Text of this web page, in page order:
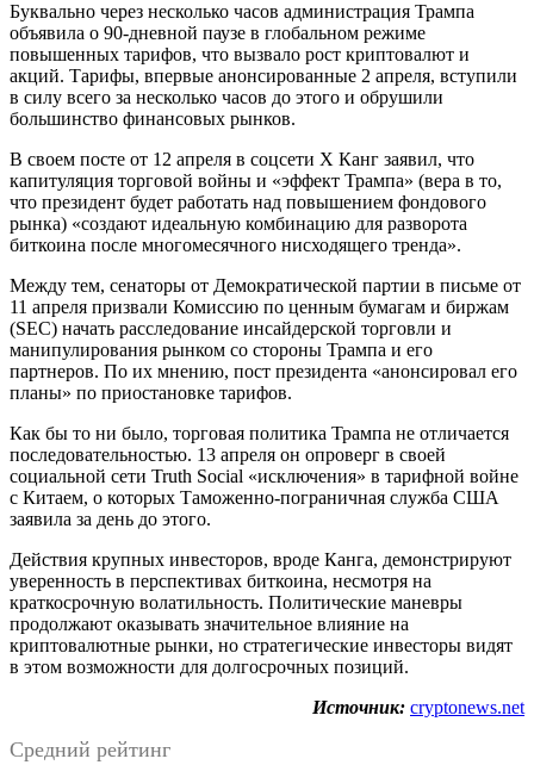
Буквально через несколько часов администрация Трампа
объявила о 90-дневной паузе в глобальном режиме
повышенных тарифов, что вызвало рост криптовалют и
акций. Тарифы, впервые анонсированные 2 апреля, вступили
в силу всего за несколько часов до этого и обрушили
большинство финансовых рынков.
В своем посте от 12 апреля в соцсети X Канг заявил, что
капитуляция торговой войны и «эффект Трампа» (вера в то,
что президент будет работать над повышением фондового
рынка) «создают идеальную комбинацию для разворота
биткоина после многомесячного нисходящего тренда».
Между тем, сенаторы от Демократической партии в письме от
11 апреля призвали Комиссию по ценным бумагам и биржам
(SEC) начать расследование инсайдерской торговли и
манипулирования рынком со стороны Трампа и его
партнеров. По их мнению, пост президента «анонсировал его
планы» по приостановке тарифов.
Как бы то ни было, торговая политика Трампа не отличается
последовательностью. 13 апреля он опроверг в своей
социальной сети Truth Social «исключения» в тарифной войне
с Китаем, о которых Таможенно-пограничная служба США
заявила за день до этого.
Действия крупных инвесторов, вроде Канга, демонстрируют
уверенность в перспективах биткоина, несмотря на
краткосрочную волатильность. Политические маневры
продолжают оказывать значительное влияние на
криптовалютные рынки, но стратегические инвесторы видят
в этом возможности для долгосрочных позиций.
Источник: cryptonews.net
Средний рейтинг